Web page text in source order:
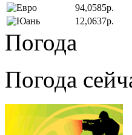
94,0585р.
12,0637р.
Погода
Погода